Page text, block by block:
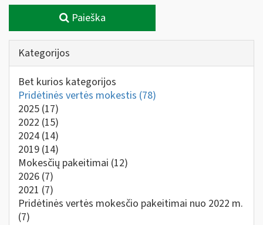
Paieška
Kategorijos
Bet kurios kategorijos
Pridėtinės vertės mokestis (78)
2025 (17)
2022 (15)
2024 (14)
2019 (14)
Mokesčių pakeitimai (12)
2026 (7)
2021 (7)
Pridėtinės vertės mokesčio pakeitimai nuo 2022 m.
(7)